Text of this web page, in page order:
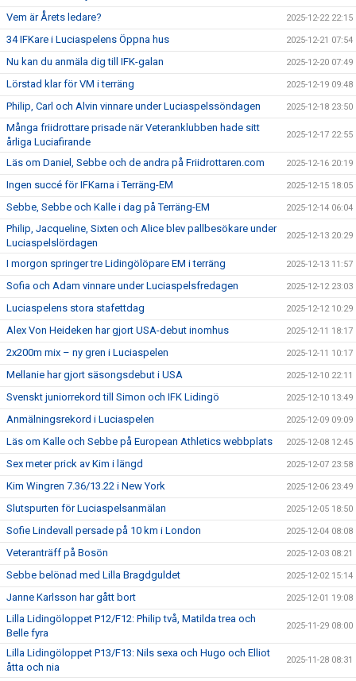
Vem är Årets ledare? 2025-12-22 22:15
34 IFKare i Luciaspelens Öppna hus 2025-12-21 07:54
Nu kan du anmäla dig till IFK-galan 2025-12-20 07:49
Lörstad klar för VM i terräng 2025-12-19 09:48
Philip, Carl och Alvin vinnare under Luciaspelssöndagen 2025-12-18 23:50
Många friidrottare prisade när Veteranklubben hade sitt
årliga Luciafirande
2025-12-17 22:55
Läs om Daniel, Sebbe och de andra på Friidrottaren.com 2025-12-16 20:19
Ingen succé för IFKarna i Terräng-EM 2025-12-15 18:05
Sebbe, Sebbe och Kalle i dag på Terräng-EM 2025-12-14 06:04
Philip, Jacqueline, Sixten och Alice blev pallbesökare under
Luciaspelslördagen
2025-12-13 20:29
I morgon springer tre Lidingölöpare EM i terräng 2025-12-13 11:57
Sofia och Adam vinnare under Luciaspelsfredagen 2025-12-12 23:03
Luciaspelens stora stafettdag 2025-12-12 10:29
Alex Von Heideken har gjort USA-debut inomhus 2025-12-11 18:17
2x200m mix – ny gren i Luciaspelen 2025-12-11 10:17
Mellanie har gjort säsongsdebut i USA 2025-12-10 22:11
Svenskt juniorrekord till Simon och IFK Lidingö 2025-12-10 13:49
Anmälningsrekord i Luciaspelen 2025-12-09 09:09
Läs om Kalle och Sebbe på European Athletics webbplats 2025-12-08 12:45
Sex meter prick av Kim i längd 2025-12-07 23:58
Kim Wingren 7.36/13.22 i New York 2025-12-06 23:49
Slutspurten för Luciaspelsanmälan 2025-12-05 18:50
Sofie Lindevall persade på 10 km i London 2025-12-04 08:08
Veteranträff på Bosön 2025-12-03 08:21
Sebbe belönad med Lilla Bragdguldet 2025-12-02 15:14
Janne Karlsson har gått bort 2025-12-01 19:08
Lilla Lidingöloppet P12/F12: Philip två, Matilda trea och
Belle fyra
2025-11-29 08:00
Lilla Lidingöloppet P13/F13: Nils sexa och Hugo och Elliot
åtta och nia
2025-11-28 08:31